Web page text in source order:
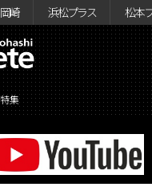
岡崎 浜松プラス 松本
集